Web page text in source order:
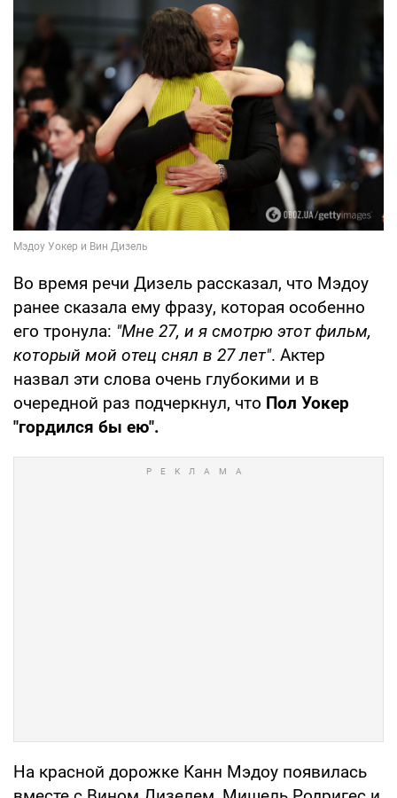
Во время речи Дизель рассказал, что Мэдоу
ранее сказала ему фразу, которая особенно
его тронула: "Мне 27, и я смотрю этот фильм,
который мой отец снял в 27 лет". Актер
назвал эти слова очень глубокими и в
очередной раз подчеркнул, что Пол Уокер
"гордился бы ею".
На красной дорожке Канн Мэдоу появилась